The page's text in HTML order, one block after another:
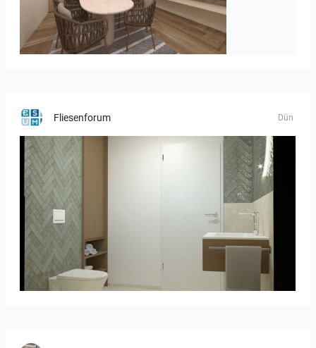
PIKA_DINING_AREA
Fliesenforum Dün
Bild_02